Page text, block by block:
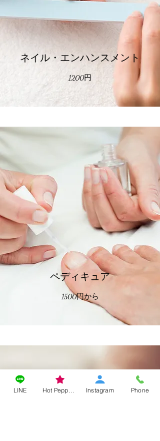
ネイル・エンハンスメント
1200円
ペディキュア
1500円から
LINE Instagram Phone